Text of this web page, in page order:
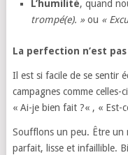
L’humilité, quand
trompé(e). » ou «
La perfection n’est
Il est si facile de se sentir
campagnes comme
« Ai-je bien fait ?« , « Est-
Soufflons un peu. Être un
parfait, lisse et infaillible.